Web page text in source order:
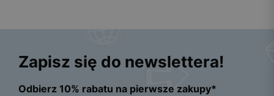
Zapisz się do newslettera!
Odbierz 10% rabatu na pierwsze zakupy*